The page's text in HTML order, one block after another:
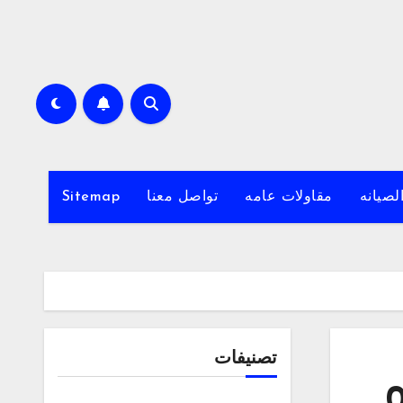
مقاولات عامه تواصل معنا Sitemap
تصنيفات